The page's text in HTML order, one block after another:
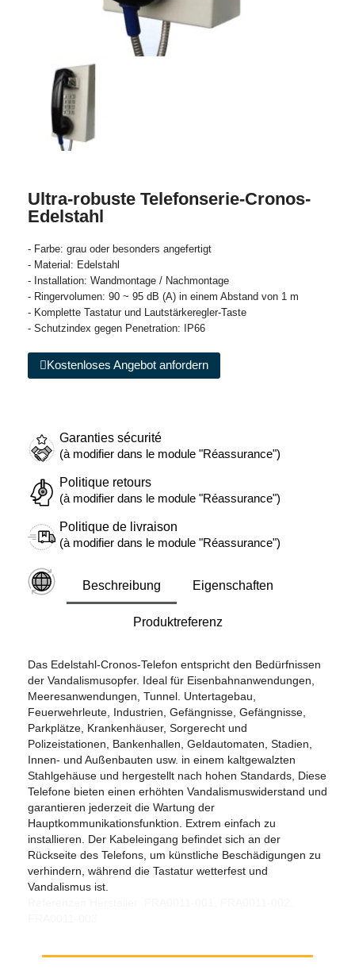
Ultra-robuste Telefonserie-Cronos-
Edelstahl
- Farbe: grau oder besonders angefertigt
- Material: Edelstahl
- Installation: Wandmontage / Nachmontage
- Ringervolumen: 90 ~ 95 dB (A) in einem Abstand von 1 m
- Komplette Tastatur und Lautstärkeregler-Taste
- Schutzindex gegen Penetration: IP66
Kostenloses Angebot anfordern
Garanties sécurité
(à modifier dans le module "Réassurance")
Politique retours
(à modifier dans le module "Réassurance")
Politique de livraison
(à modifier dans le module "Réassurance")
Beschreibung Eigenschaften
Produktreferenz
Das Edelstahl-Cronos-Telefon entspricht den Bedürfnissen
der Vandalismusopfer. Ideal für Eisenbahnanwendungen,
Meeresanwendungen, Tunnel. Untertagebau,
Feuerwehrleute, Industrien, Gefängnisse, Gefängnisse,
Parkplätze, Krankenhäuser, Sorgerecht und
Polizeistationen, Bankenhallen, Geldautomaten, Stadien,
Innen- und Außenbauten usw. in einem kaltgewalzten
Stahlgehäuse und hergestellt nach hohen Standards, Diese
Telefone bieten einen erhöhten Vandalismuswiderstand und
garantieren jederzeit die Wartung der
Hauptkommunikationsfunktion. Extrem einfach zu
installieren. Der Kabeleingang befindet sich an der
Rückseite des Telefons, um künstliche Beschädigungen zu
verhindern, während die Tastatur wetterfest und
Vandalismus ist.